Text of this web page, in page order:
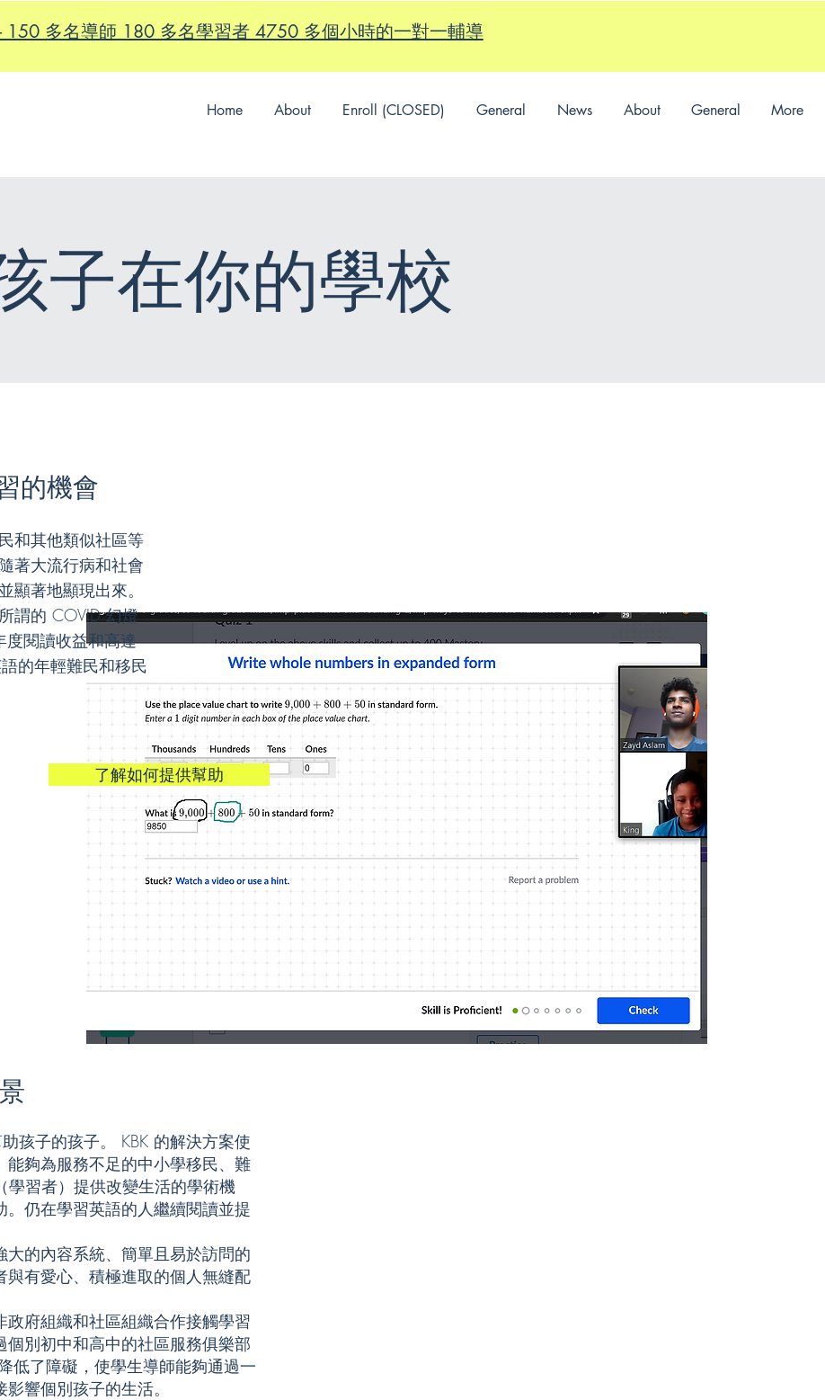
150 多名導師 180 多名學習者 4750 多個小時的一對一輔導
Home About Enroll (CLOSED) General News About General More
子在你的學校
孩子的孩子。 KBK 的解決方案使
能夠為服務不足的中小學移民、難
學習者）提供改變生活的學術機
。仍在學習英語的人繼續閱讀並提
大的內容系統、簡單且易於訪問的
與有愛心、積極進取的個人無縫配
政府組織和社區組織合作接觸學習
個別初中和高中的社區服務俱樂部
低了障礙，使學生導師能夠通過一
響個別孩子的生活。
的機會
和其他類似社區等
著大流行病和社會
顯著地顯現出來。
謂的 COVID 幻燈
度閱讀收益和高達
的年輕難民和移民
了解如何提供幫助